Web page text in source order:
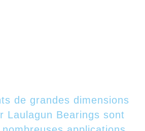
de grandes dimensions
Laulagun Bearings sont